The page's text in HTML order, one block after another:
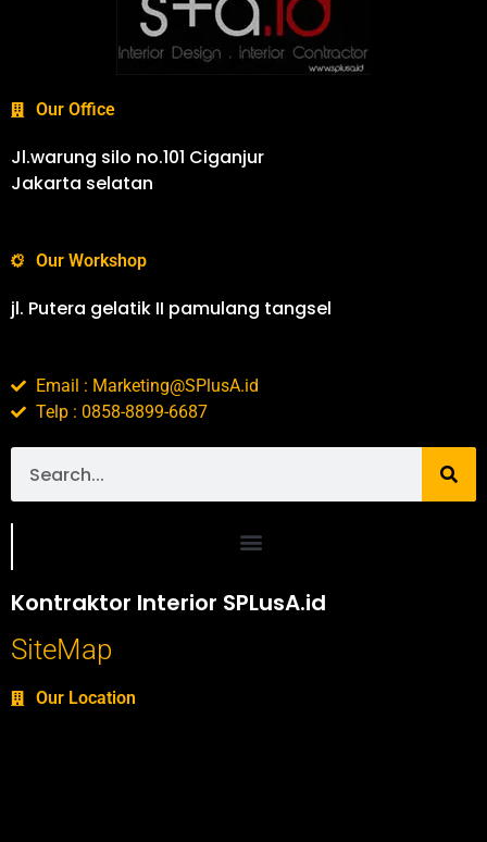
Our Office
Jl.warung silo no.101 Ciganjur
Jakarta selatan
Our Workshop
jl. Putera gelatik II pamulang tangsel
Email : Marketing@SPlusA.id
Telp : 0858-8899-6687
Kontraktor Interior SPLusA.id
SiteMap
Our Location